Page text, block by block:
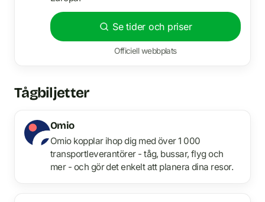
Se tider och priser
Officiell webbplats
Tågbiljetter
Omio
Omio kopplar ihop dig med över 1 000
transportleverantörer - tåg, bussar, flyg och
mer - och gör det enkelt att planera dina resor.